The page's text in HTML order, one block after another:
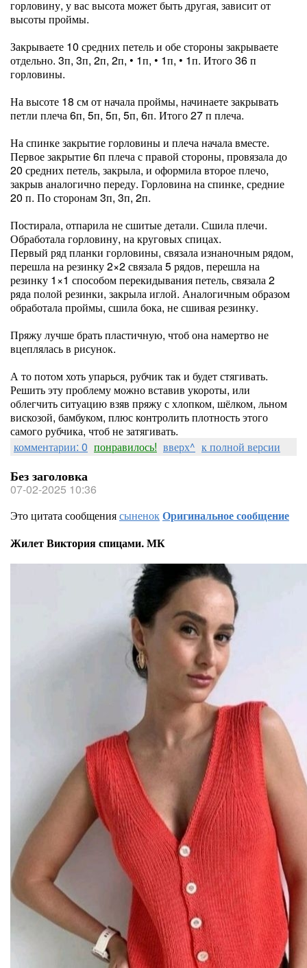
горловину, у вас высота может быть другая, зависит от
высоты проймы.
Закрываете 10 средних петель и обе стороны закрываете
отдельно. 3п, 3п, 2п, 2п, • 1п, • 1п, • 1п. Итого 36 п
горловины.
На высоте 18 см от начала проймы, начинаете закрывать
петли плеча 6п, 5п, 5п, 5п, 6п. Итого 27 п плеча.
На спинке закрытие горловины и плеча начала вместе.
Первое закрытие 6п плеча с правой стороны, провязала до
20 средних петель, закрыла, и оформила второе плечо,
закрыв аналогично переду. Горловина на спинке, средние
20 п. По сторонам 3п, 3п, 2п.
Постирала, отпарила не сшитые детали. Сшила плечи.
Обработала горловину, на круговых спицах.
Первый ряд планки горловины, связала изнаночным рядом,
перешла на резинку 2×2 связала 5 рядов, перешла на
резинку 1×1 способом перекидывания петель, связала 2
ряда полой резинки, закрыла иглой. Аналогичным образом
обработала проймы, сшила бока, не сшивая резинку.
Пряжу лучше брать пластичную, чтоб она намертво не
вцеплялась в рисунок.
А то потом хоть упарься, рубчик так и будет стягивать.
Решить эту проблему можно вставив укороты, или
облегчить ситуацию взяв пряжу с хлопком, шёлком, льном
вискозой, бамбуком, плюс контролить плотность этого
самого рубчика, чтоб не затягивать.
комментарии: 0 понравилось! вверх^ к полной версии
Без заголовка
07-02-2025 10:36
Это цитата сообщениясыненокОригинальное сообщение
Жилет Виктория спицами. МК